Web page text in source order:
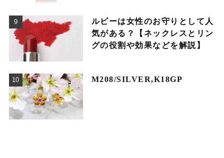
ルビーは女性のお守りとして人
気がある？【ネックレスとリン
グの役割や効果などを解説】
M208/SILVER,K18GP